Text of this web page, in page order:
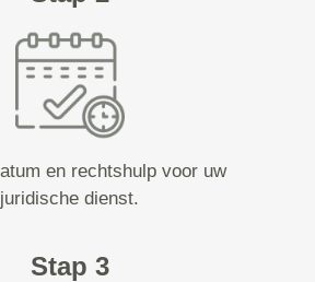
en rechtshulp voor uw
juridische dienst.
Stap 3